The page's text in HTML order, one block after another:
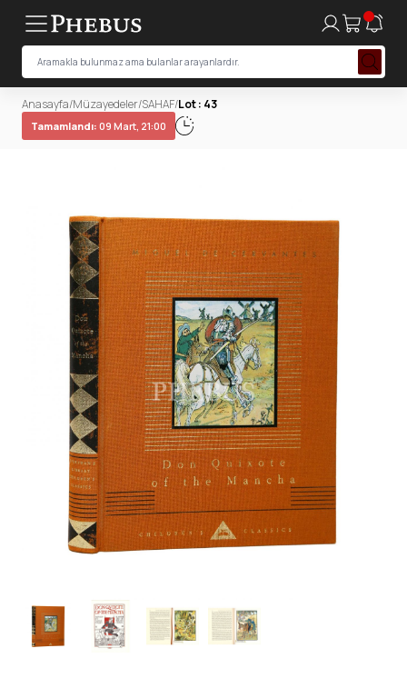
Anasayfa/Müzayedeler/SAHAF/Lot : 43
Tamamlandı: 09 Mart, 21:00